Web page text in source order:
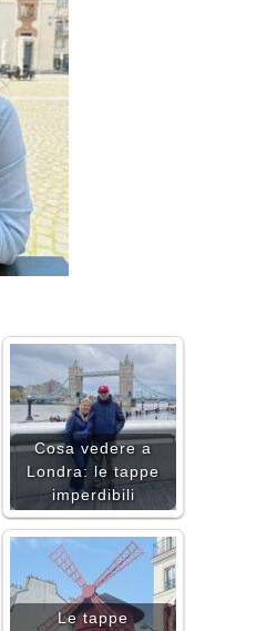
Cosa vedere a
Londra: le tappe
imperdibili
Le tappe